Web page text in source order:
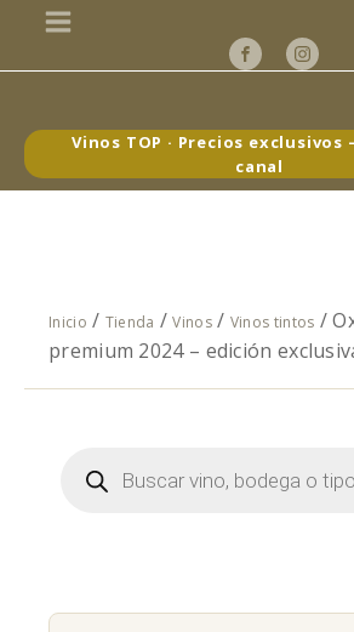
Vinos TOP · Precios
canal
Inicio / Tienda /Vinos/ Vinos tintos /
premium 2024 – edición
Búsqueda